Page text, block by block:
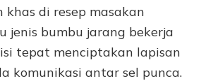
khas di resep masakan
jenis bumbu jarang bekerja
tepat menciptakan lapisan
komunikasi antar sel punca.